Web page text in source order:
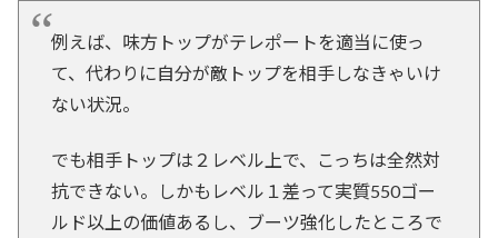
例えば、味方トップがテレポートを適当に使っ
て、代わりに自分が敵トップを相手しなきゃいけ
ない状況。
でも相手トップは２レベル上で、こっちは全然対
抗できない。しかもレベル１差って実質550ゴー
ルド以上の価値あるし、ブーツ強化したところで